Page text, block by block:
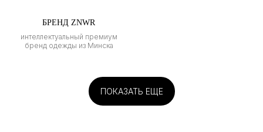
БРЕНД ZNWR
интеллектуальный премиум
бренд одежды из Минска
ПОКАЗАТЬ ЕЩЕ